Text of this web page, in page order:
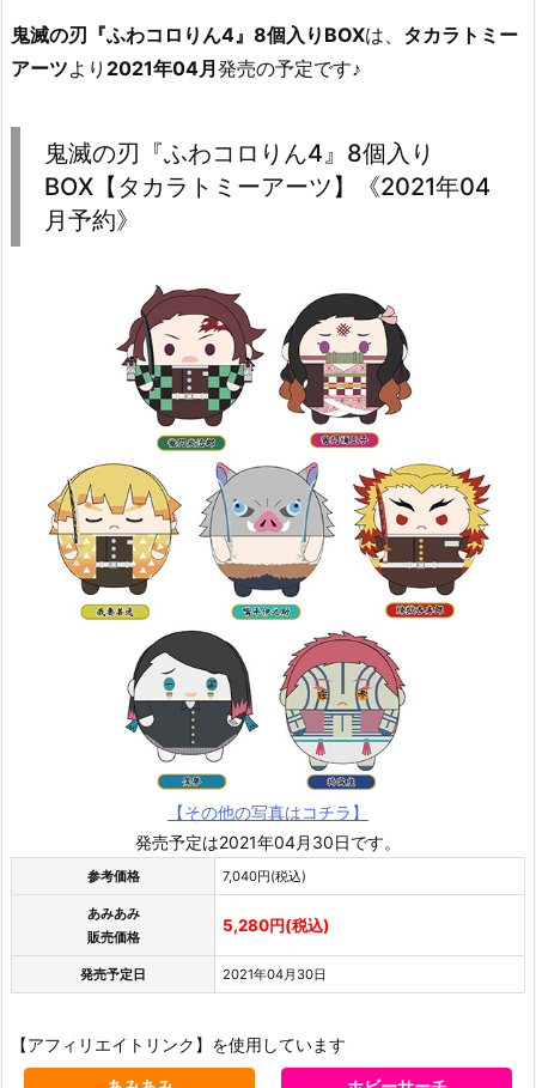
鬼滅の刃『ふわコロりん4』8個入りBOXは、 タカラトミー
アーツより 2021年04月発売の予定です♪
鬼滅の刃『ふわコロりん4』8個入り
BOX【タカラトミーアーツ】《2021年04
月予約》
【その他の写真はコチラ】
発売予定は2021年04月30日です。
参考価格 7,040円(税込)
あみあみ
販売価格
5,280円(税込)
発売予定日 2021年04月30日
【アフィリエイトリンク】を使用しています